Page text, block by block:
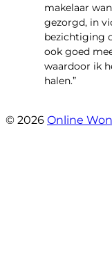
makelaar
gezorgd, in
bezichtiging
ook goed
waardoor ik
halen.”
© 2026 Online